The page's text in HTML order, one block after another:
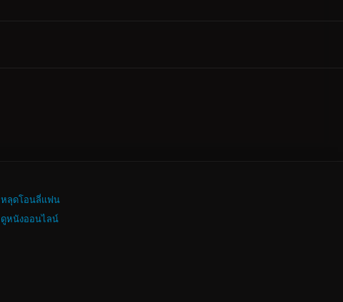
หลุดโอนลี่แฟน
ดูหนังออนไลน์